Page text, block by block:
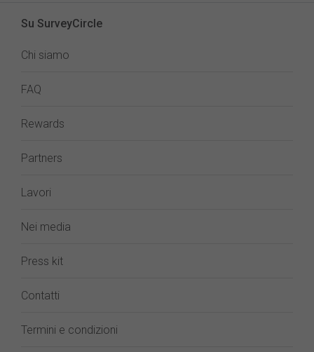
Su SurveyCircle
Chi siamo
FAQ
Rewards
Partners
Lavori
Nei media
Press kit
Contatti
Termini e condizioni